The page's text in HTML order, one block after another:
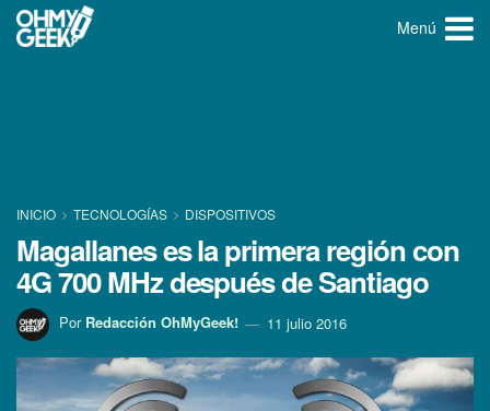
Menú
INICIO TECNOLOGÍ­AS DISPOSITIVOS
Magallanes es la primera región con
4G 700 MHz después de Santiago
Por Redacción OhMyGeek! 11 julio 2016